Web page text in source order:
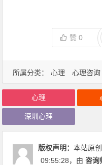
所属分类： 心理 心理咨询
赞0
心理
深圳心理
版权声明：本站原
09:55:28，由咨询